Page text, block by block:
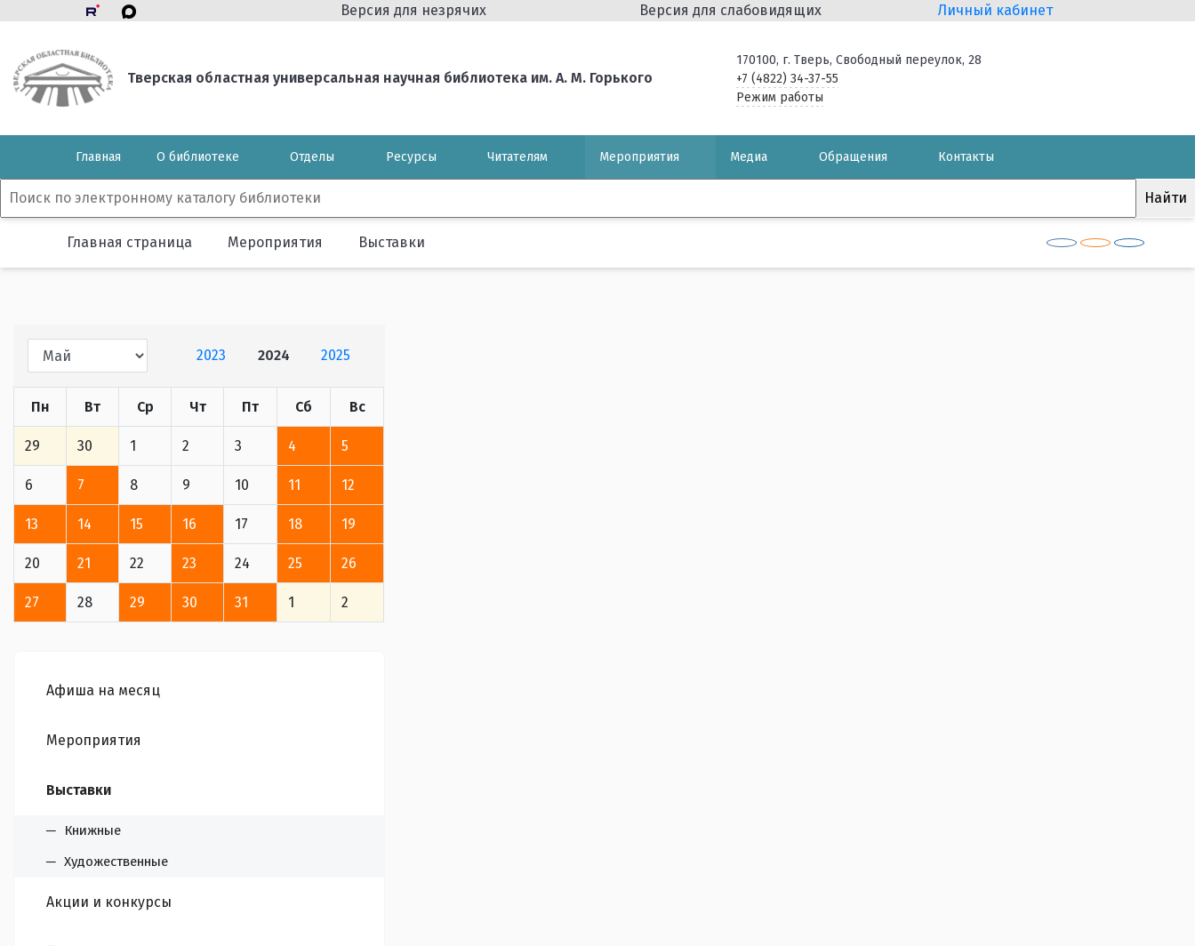
Версия для незрячих Версия для слабовидящих Личный кабинет
Тверская областная универсальная научная библиотека им. А. М. Горького
170100, г. Тверь, Свободный переулок, 28
+7 (4822) 34-37-55
Режим работы
Главная О библиотеке Отделы Ресурсы Читателям Мероприятия Медиа Обращения Контакты
Главная страница Мероприятия Выставки
2023 2024 2025
Пн Вт Ср Чт Пт Сб Вс
29 30 1 2 3 4 5
6 7 8 9 10 11 12
13 14 15 16 17 18 19
20 21 22 23 24 25 26
27 28 29 30 31 1 2
Афиша на месяц
Мероприятия
Выставки
Книжные
Художественные
Акции и конкурсы